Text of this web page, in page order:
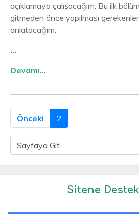
açıklamaya çalışacağım. Bu ilk
gitmeden önce yapılması
anlatacağım.
...
Devamı...
Önceki 2
Sitene